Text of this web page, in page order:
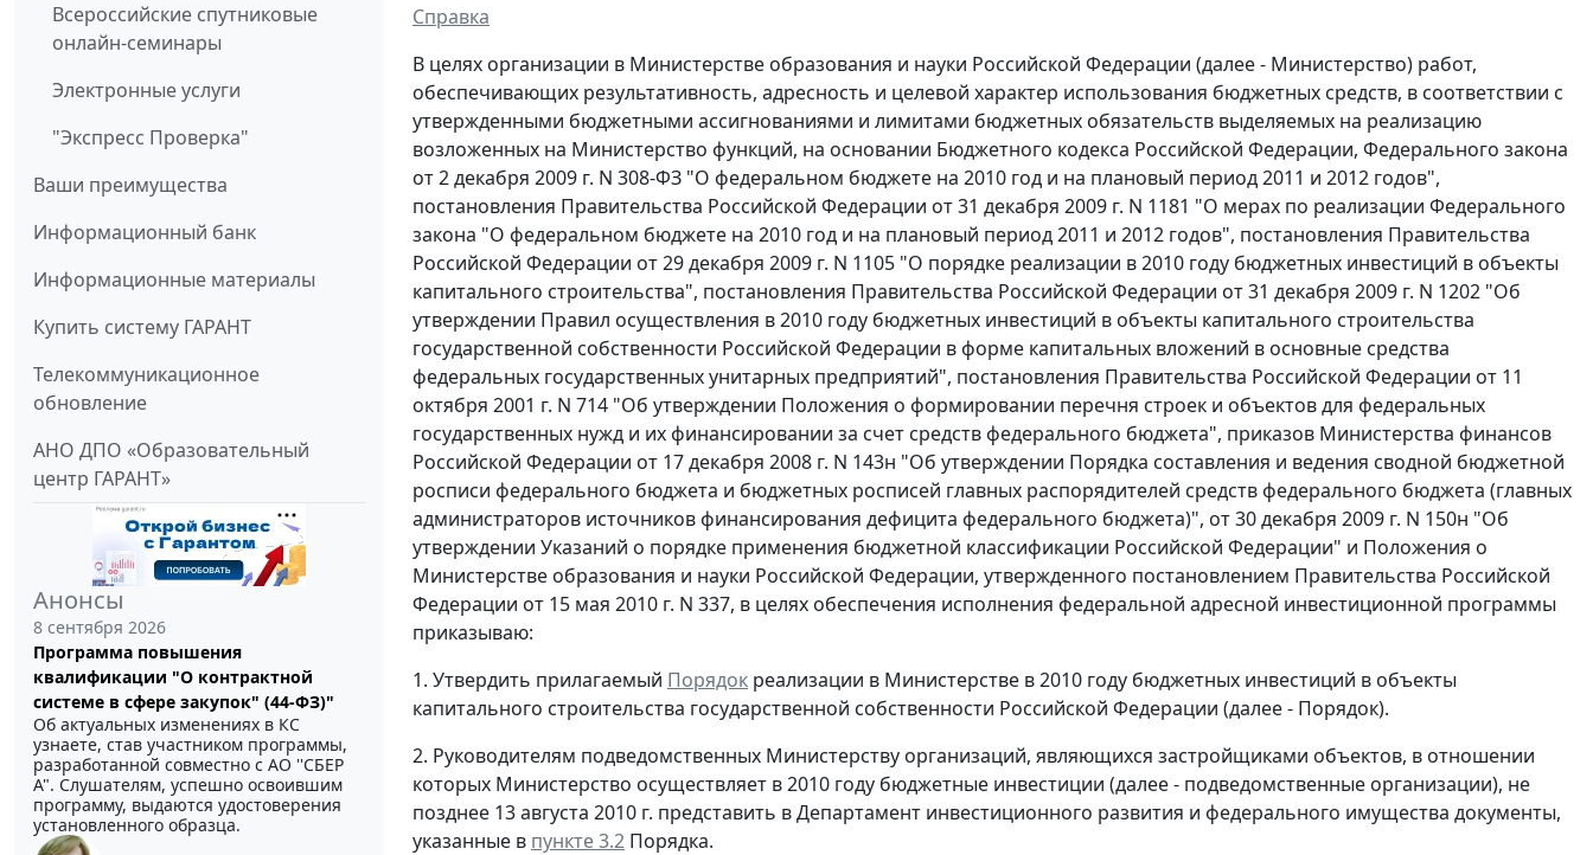
Всероссийские спутниковые
онлайн-семинары
Электронные услуги
"Экспресс Проверка"
Ваши преимущества
Информационный банк
Информационные материалы
Купить систему ГАРАНТ
Телекоммуникационное
обновление
АНО ДПО «Образовательный
центр ГАРАНТ»
Анонсы
8 сентября 2026
Программа повышения
квалификации "О контрактной
системе в сфере закупок" (44-ФЗ)"
Об актуальных изменениях в КС
узнаете, став участником программы,
разработанной совместно с АО ''СБЕР
А". Слушателям, успешно освоившим
программу, выдаются удостоверения
установленного образца.
Справка
В целях организации в Министерстве образования и науки Российской Федерации (далее - Министерство) работ,
обеспечивающих результативность, адресность и целевой характер использования бюджетных средств, в соответствии с
утвержденными бюджетными ассигнованиями и лимитами бюджетных обязательств выделяемых на реализацию
возложенных на Министерство функций, на основании Бюджетного кодекса Российской Федерации, Федерального закона
от 2 декабря 2009 г. N 308-ФЗ "О федеральном бюджете на 2010 год и на плановый период 2011 и 2012 годов",
постановления Правительства Российской Федерации от 31 декабря 2009 г. N 1181 "О мерах по реализации Федерального
закона "О федеральном бюджете на 2010 год и на плановый период 2011 и 2012 годов", постановления Правительства
Российской Федерации от 29 декабря 2009 г. N 1105 "О порядке реализации в 2010 году бюджетных инвестиций в объекты
капитального строительства", постановления Правительства Российской Федерации от 31 декабря 2009 г. N 1202 "Об
утверждении Правил осуществления в 2010 году бюджетных инвестиций в объекты капитального строительства
государственной собственности Российской Федерации в форме капитальных вложений в основные средства
федеральных государственных унитарных предприятий", постановления Правительства Российской Федерации от 11
октября 2001 г. N 714 "Об утверждении Положения о формировании перечня строек и объектов для федеральных
государственных нужд и их финансировании за счет средств федерального бюджета", приказов Министерства финансов
Российской Федерации от 17 декабря 2008 г. N 143н "Об утверждении Порядка составления и ведения сводной бюджетной
росписи федерального бюджета и бюджетных росписей главных распорядителей средств федерального бюджета (главных
администраторов источников финансирования дефицита федерального бюджета)", от 30 декабря 2009 г. N 150н "Об
утверждении Указаний о порядке применения бюджетной классификации Российской Федерации" и Положения о
Министерстве образования и науки Российской Федерации, утвержденного постановлением Правительства Российской
Федерации от 15 мая 2010 г. N 337, в целях обеспечения исполнения федеральной адресной инвестиционной программы
приказываю:
1. Утвердить прилагаемый Порядок реализации в Министерстве в 2010 году бюджетных инвестиций в объекты
капитального строительства государственной собственности Российской Федерации (далее - Порядок).
2. Руководителям подведомственных Министерству организаций, являющихся застройщиками объектов, в отношении
которых Министерство осуществляет в 2010 году бюджетные инвестиции (далее - подведомственные организации), не
позднее 13 августа 2010 г. представить в Департамент инвестиционного развития и федерального имущества документы,
указанные в пункте 3.2 Порядка.